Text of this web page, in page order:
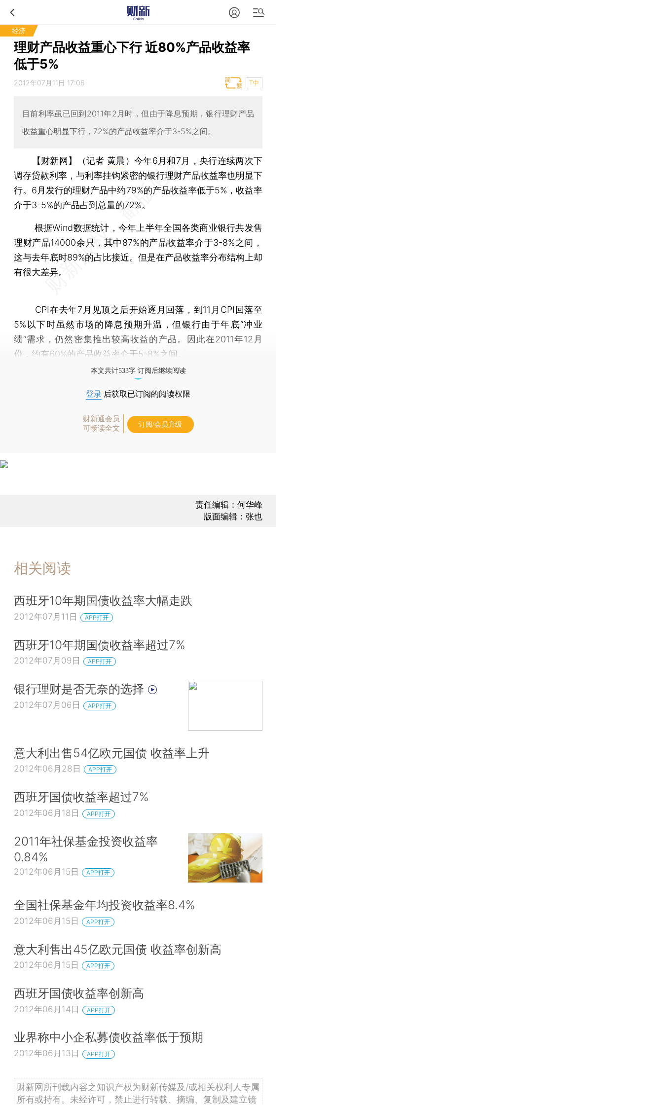
经济
理财产品收益重心下行 近80%产品收益率
低于5%
2012年07月11日 17:06 T中
目前利率虽已回到2011年2月时，但由于降息预期，银行理财产品
收益重心明显下行，72%的产品收益率介于3-5%之间。
【财新网】（记者 黄晨 ）今年6月和7月，央行连续两次下
调存贷款利率，与利率挂钩紧密的银行理财产品收益率也明显下
行。6月发行的理财产品中约79%的产品收益率低于5%，收益率
介于3-5%的产品占到总量的72%。
根据Wind数据统计，今年上半年全国各类商业银行共发售
理财产品14000余只，其中87%的产品收益率介于3-8%之间，
这与去年底时89%的占比接近。但是在产品收益率分布结构上却
有很大差异。
CPI在去年7月见顶之后开始逐月回落，到11月CPI回落至
5%以下时虽然市场的降息预期升温，但银行由于年底“冲业
绩“需求，仍然密集推出较高收益的产品。因此在2011年12月
份，约有60%的产品收益率介于5-8%之间。
本文共计533字 订阅后继续阅读
登录 后获取已订阅的阅读权限
财新通会员
可畅读全文
订阅/会员升级
责任编辑：何华峰
版面编辑：张也
相关阅读
西班牙10年期国债收益率大幅走跌
2012年07月11日 APP打开
西班牙10年期国债收益率超过7%
2012年07月09日 APP打开
银行理财是否无奈的选择
2012年07月06日 APP打开
意大利出售54亿欧元国债 收益率上升
2012年06月28日 APP打开
西班牙国债收益率超过7%
2012年06月18日 APP打开
2011年社保基金投资收益率
0.84%
2012年06月15日 APP打开
全国社保基金年均投资收益率8.4%
2012年06月15日 APP打开
意大利售出45亿欧元国债 收益率创新高
2012年06月15日 APP打开
西班牙国债收益率创新高
2012年06月14日 APP打开
业界称中小企私募债收益率低于预期
2012年06月13日 APP打开
财新网所刊载内容之知识产权为财新传媒及/或相关权利人专属
所有或持有。未经许可，禁止进行转载、摘编、复制及建立镜